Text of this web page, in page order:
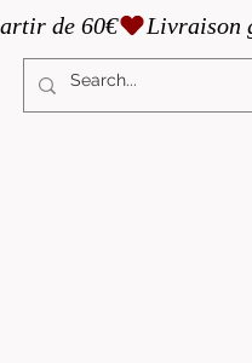
de 60€